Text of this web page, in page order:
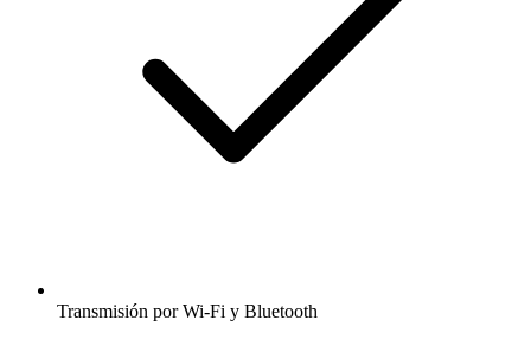
Transmisión por Wi-Fi y Bluetooth